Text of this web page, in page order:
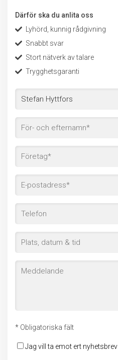
Därför ska du anlita oss
Lyhörd, kunnig rådgivning
Snabbt svar
Stort nätverk av talare
Trygghetsgaranti
* Obligatoriska fält
Jag vill ta emot ert nyhetsbrev